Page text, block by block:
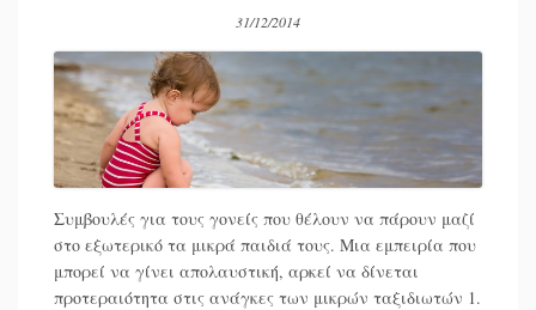
31/12/2014
Συμβουλές για τους γονείς που θέλουν να πάρουν μαζί
στο εξωτερικό τα μικρά παιδιά τους. Μια εμπειρία που
μπορεί να γίνει απολαυστική, αρκεί να δίνεται
προτεραιότητα στις ανάγκες των μικρών ταξιδιωτών 1.